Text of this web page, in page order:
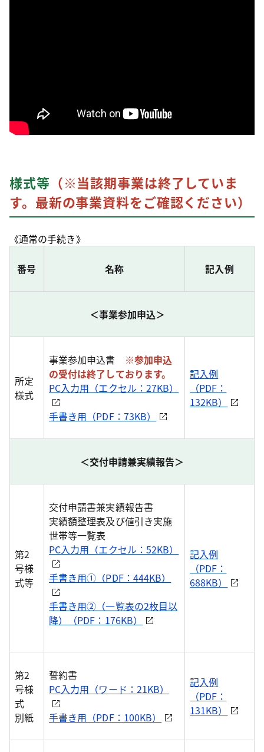
様式等 （※当該期事業は終了していま
す。最新の事業資料をご確認ください）
《通常の手続き》
番号 名称 記入例
＜事業参加申込＞
所定
様式
事業参加申込書 ※参加申込
の受付は終了しております。
PC入力用（エクセル：27KB）
手書き用（PDF：73KB）
記入例
（PDF：
132KB）
＜交付申請兼実績報告＞
第2
号様
式等
交付申請書兼実績報告書
実績額整理表及び値引き実施
世帯等一覧表
PC入力用（エクセル：52KB）
手書き用①（PDF：444KB）
手書き用②（一覧表の2枚目以
降）（PDF：176KB）
記入例
（PDF：
688KB）
第2
号様
式
別紙
誓約書
PC入力用（ワード：21KB）
手書き用（PDF：100KB）
記入例
（PDF：
131KB）